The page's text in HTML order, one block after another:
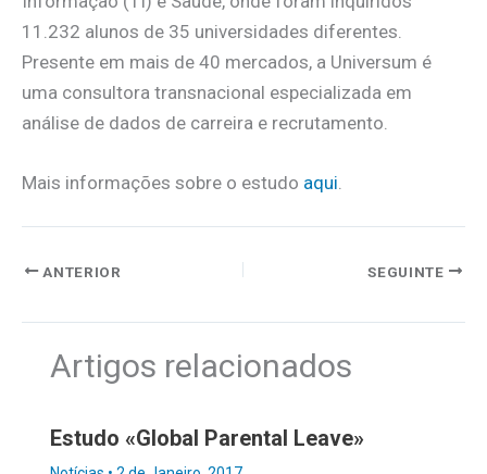
11.232 alunos de 35 universidades diferentes.
Presente em mais de 40 mercados, a Universum é
uma consultora transnacional especializada em
análise de dados de carreira e recrutamento.
Mais informações sobre o estudo aqui.
ANTERIOR SEGUINTE
Artigos relacionados
Estudo «Global Parental Leave»